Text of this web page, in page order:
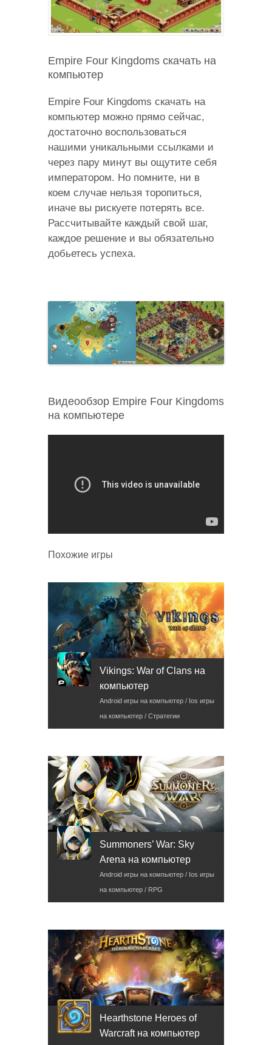
Empire Four Kingdoms скачать на
компьютер
Empire Four Kingdoms скачать на
компьютер можно прямо сейчас,
достаточно воспользоваться
нашими уникальными ссылками и
через пару минут вы ощутите себя
императором. Но помните, ни в
коем случае нельзя торопиться,
иначе вы рискуете потерять все.
Рассчитывайте каждый свой шаг,
каждое решение и вы обязательно
добьетесь успеха.
Видеообзор Empire Four Kingdoms
на компьютере
Похожие игры
Vikings: War of Clans на
компьютер
Android игры на компьютер / Ios игры
на компьютер / Стратегии
Summoners’ War: Sky
Arena на компьютер
Android игры на компьютер / Ios игры
на компьютер / RPG
Hearthstone Heroes of
Warcraft на компьютер